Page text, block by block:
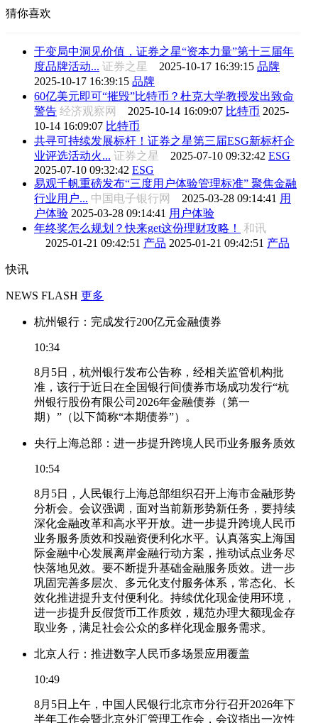
猜你喜欢
于变局中洞见价值，证券之星“资本力量”第十三届年
度品牌活动... 证券之星 2025-10-17 16:39:15 品牌
2025-10-17 16:39:15 品牌
60亿美元即可“摧毁”比特币？杜克大学教授发出致命
警告 经济观察网 2025-10-14 16:09:07 比特币 2025-
10-14 16:09:07 比特币
共寻可持续发展标杆！证券之星第三届ESG新标杆企
业评选活动火... 证券之星 2025-07-10 09:32:42 ESG
2025-07-10 09:32:42 ESG
易观千帆重磅发布“三度用户体验管理标准” 聚焦金融
行业用户... 中国电子银行网 2025-03-28 09:14:41 用
户体验 2025-03-28 09:14:41 用户体验
年终奖怎么规划？快来get这份理财攻略！
和讯
2025-01-21 09:42:51 产品 2025-01-21 09:42:51 产品
快讯
NEWS FLASH 更多
杭州银行：完成发行200亿元金融债券
10:34
8月5日，杭州银行发布公告称，经相关监管机构批
准，该行于近日在全国银行间债券市场成功发行“杭
州银行股份有限公司2026年金融债券（第一
期）”（以下简称“本期债券”）。
央行上海总部：进一步提升跨境人民币业务服务质效
10:54
8月5日，人民银行上海总部组织召开上海市金融形势
分析会。会议强调，面对当前新形势新任务，要持续
深化金融改革和高水平开放。进一步提升跨境人民币
业务服务质效和投融资便利化水平。认真落实上海国
际金融中心发展离岸金融行动方案，推动试点业务尽
快落地见效。要不断提升基础金融服务质效。进一步
巩固完善多层次、多元化支付服务体系，常态化、长
效化推进提升支付便利化。持续优化现金使用环境，
进一步提升反假货币工作质效，规范办理大额现金存
取业务，满足社会公众的多样化现金服务需求。
北京人行：推进数字人民币多场景应用覆盖
10:49
8月5日上午，中国人民银行北京市分行召开2026年下
半年工作会暨北京外汇管理工作会，会议指出一次性